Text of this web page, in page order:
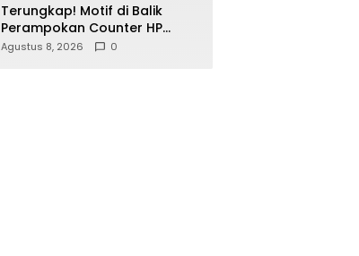
Terungkap! Motif di Balik
Perampokan Counter HP
Ambarawa, Dua Pelaku Habisi
Agustus 8, 2026 0